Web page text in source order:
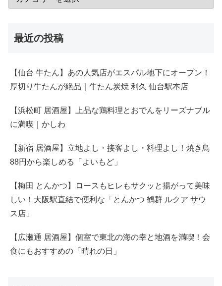
最近の投稿
【仙台 牛たん】あの人気店がエスパル地下にオープン！
厚切り牛たんが絶品｜牛たん炭焼 利久 仙台駅本店
【浜松町 居酒屋】上品な鶏料理とおでんをリーズナブル
に満喫｜かしわ
【新宿 居酒屋】立地よし・接客よし・料理よし！焼き鳥
88円から楽しめる「よいもど」
【梅田 とんかつ】ロースもヒレもサクッと揚がって美味
しい！大阪駅直結で便利な「とんかつ 鶴群 ルクア サウ
ス店」
【広瀬通 居酒屋】個室で東北の海の幸と地酒を満喫！会
食にもおすすめの「晴れの日」